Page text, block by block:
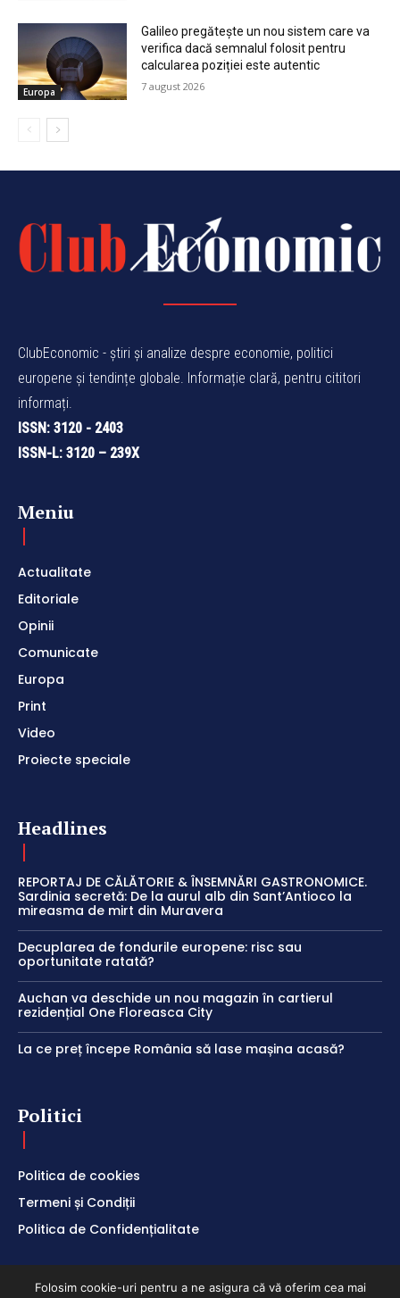
Europa
Galileo pregătește un nou sistem care va
verifica dacă semnalul folosit pentru
calcularea poziției este autentic
7 august 2026
ClubEconomic - știri și analize despre economie, politici
europene și tendințe globale. Informație clară, pentru cititori
informați.
ISSN: 3120 - 2403
ISSN-L: 3120 – 239X
Meniu
Actualitate
Editoriale
Opinii
Comunicate
Europa
Print
Video
Proiecte speciale
Headlines
REPORTAJ DE CĂLĂTORIE & ÎNSEMNĂRI GASTRONOMICE.
Sardinia secretă: De la aurul alb din Sant’Antioco la
mireasma de mirt din Muravera
Decuplarea de fondurile europene: risc sau
oportunitate ratată?
Auchan va deschide un nou magazin în cartierul
rezidențial One Floreasca City
La ce preț începe România să lase mașina acasă?
Politici
Politica de cookies
Termeni și Condiții
Politica de Confidențialitate
Folosim cookie-uri pentru a ne asigura că vă oferim cea mai